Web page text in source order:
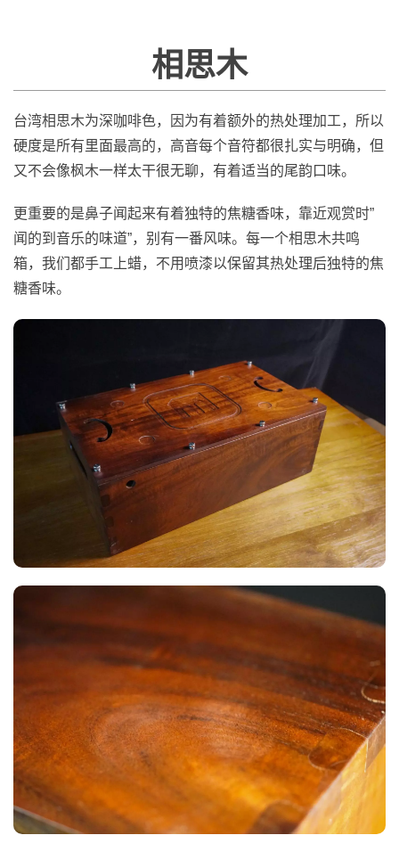
相思木
台湾相思木为深咖啡色，因为有着额外的热处理加工，所以
硬度是所有里面最高的，高音每个音符都很扎实与明确，但
又不会像枫木一样太干很无聊，有着适当的尾韵口味。
更重要的是鼻子闻起来有着独特的焦糖香味，靠近观赏时”
闻的到音乐的味道”，别有一番风味。每一个相思木共鸣
箱，我们都手工上蜡，不用喷漆以保留其热处理后独特的焦
糖香味。